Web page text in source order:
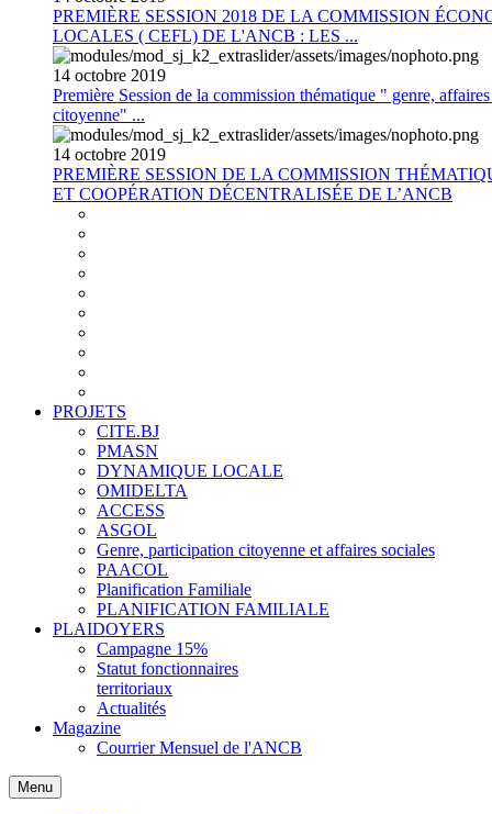
PREMIÈRE SESSION 2018 DE LA COMMISSION
LOCALES ( CEFL) DE L'ANCB : LES ...
14 octobre 2019
Première Session de la commission thématique " genre,
citoyenne" ...
14 octobre 2019
PREMIÈRE SESSION DE LA COMMISSION
ET COOPÉRATION DÉCENTRALISÉE DE L’ANCB
PROJETS
CITE.BJ
PMASN
DYNAMIQUE LOCALE
OMIDELTA
ACCESS
ASGOL
Genre, participation citoyenne et affaires sociales
PAACOL
Planification Familiale
PLANIFICATION FAMILIALE
PLAIDOYERS
Campagne 15%
Statut fonctionnaires
territoriaux
Actualités
Magazine
Courrier Mensuel de l'ANCB
Menu